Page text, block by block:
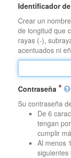
Identificador
Crear un
de longitud que
rayas (-),
acentuados ni
Contraseña
Su contraseña
De 6
tengan
cumplir
Al menos
siguientes